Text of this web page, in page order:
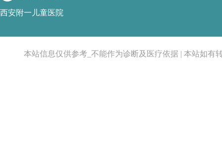
西安附一儿童医院
本站信息仅供参考_不能作为诊断及医疗依据 | 本站如